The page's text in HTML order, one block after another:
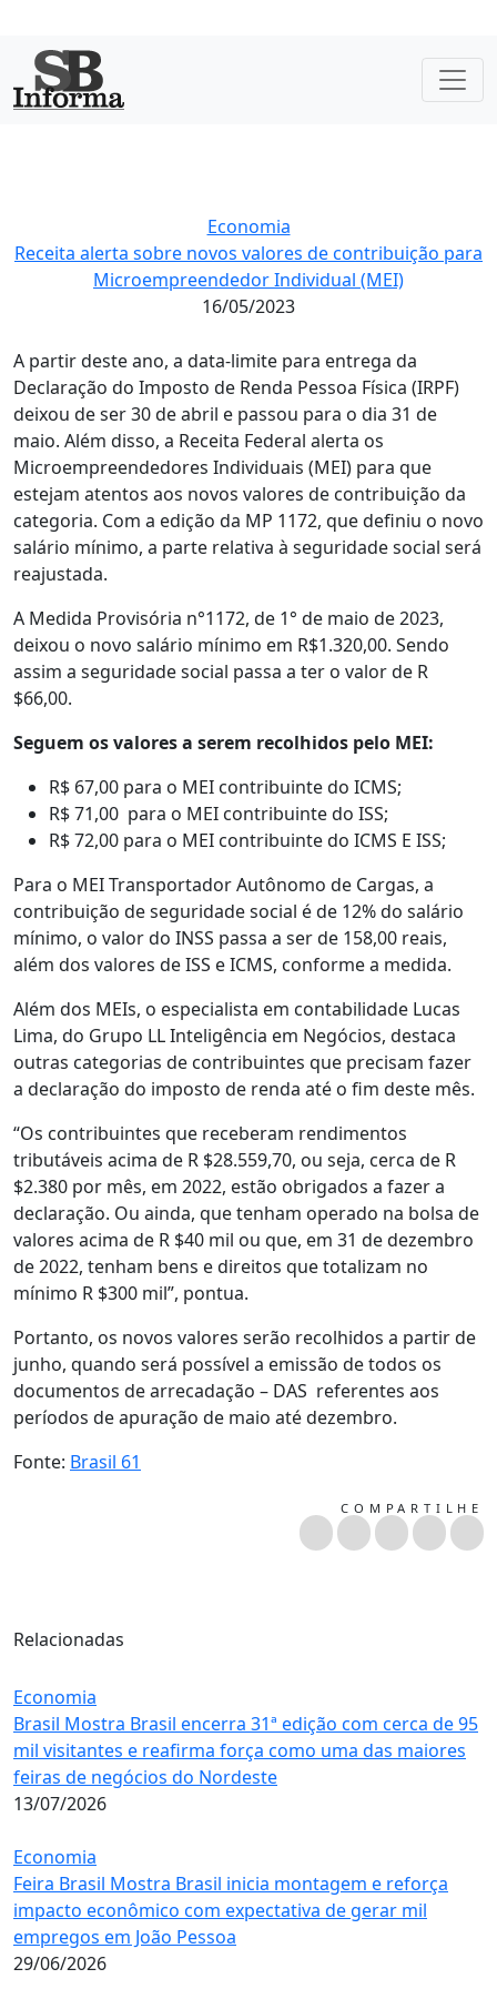
Economia
Receita alerta sobre novos valores de contribuição para
Microempreendedor Individual (MEI)
16/05/2023
A partir deste ano, a data-limite para entrega da
Declaração do Imposto de Renda Pessoa Física (IRPF)
deixou de ser 30 de abril e passou para o dia 31 de
maio. Além disso, a Receita Federal alerta os
Microempreendedores Individuais (MEI) para que
estejam atentos aos novos valores de contribuição da
categoria. Com a edição da MP 1172, que definiu o novo
salário mínimo, a parte relativa à seguridade social será
reajustada.
A Medida Provisória n°1172, de 1° de maio de 2023,
deixou o novo salário mínimo em R$1.320,00. Sendo
assim a seguridade social passa a ter o valor de R
$66,00.
Seguem os valores a serem recolhidos pelo MEI:
R$ 67,00 para o MEI contribuinte do ICMS;
R$ 71,00 para o MEI contribuinte do ISS;
R$ 72,00 para o MEI contribuinte do ICMS E ISS;
Para o MEI Transportador Autônomo de Cargas, a
contribuição de seguridade social é de 12% do salário
mínimo, o valor do INSS passa a ser de 158,00 reais,
além dos valores de ISS e ICMS, conforme a medida.
Além dos MEIs, o especialista em contabilidade Lucas
Lima, do Grupo LL Inteligência em Negócios, destaca
outras categorias de contribuintes que precisam fazer
a declaração do imposto de renda até o fim deste mês.
“Os contribuintes que receberam rendimentos
tributáveis acima de R $28.559,70, ou seja, cerca de R
$2.380 por mês, em 2022, estão obrigados a fazer a
declaração. Ou ainda, que tenham operado na bolsa de
valores acima de R $40 mil ou que, em 31 de dezembro
de 2022, tenham bens e direitos que totalizam no
mínimo R $300 mil”, pontua.
Portanto, os novos valores serão recolhidos a partir de
junho, quando será possível a emissão de todos os
documentos de arrecadação – DAS referentes aos
períodos de apuração de maio até dezembro.
Fonte: Brasil 61
COMPARTILHE
Relacionadas
Economia
Brasil Mostra Brasil encerra 31ª edição com cerca de 95
mil visitantes e reafirma força como uma das maiores
feiras de negócios do Nordeste
13/07/2026
Economia
Feira Brasil Mostra Brasil inicia montagem e reforça
impacto econômico com expectativa de gerar mil
empregos em João Pessoa
29/06/2026